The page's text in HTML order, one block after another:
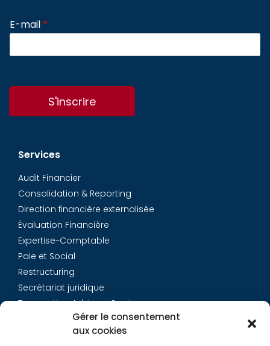
Gérer le consentement
aux cookies
E-mail *
S'inscrire
Services
Audit Financier
Consolidation & Reporting
Direction financière externalisée
Évaluation Financière
Expertise-Comptable
Paie et Social
Restructuring
Secrétariat juridique
Transaction Advisory Services